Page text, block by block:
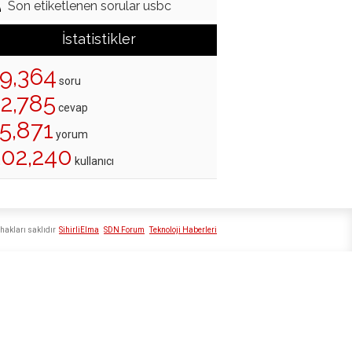
Son etiketlenen sorular usbc
İstatistikler
soru
cevap
yorum
kullanıcı
SihirliElma SDN Forum Teknoloji Haberleri
saklıdır